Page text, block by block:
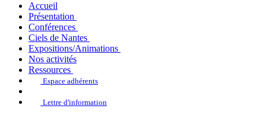
Accueil
Présentation
Conférences
Ciels de Nantes
Expositions/Animations
Nos activités
Ressources
Espace adhérents
Lettre d'information